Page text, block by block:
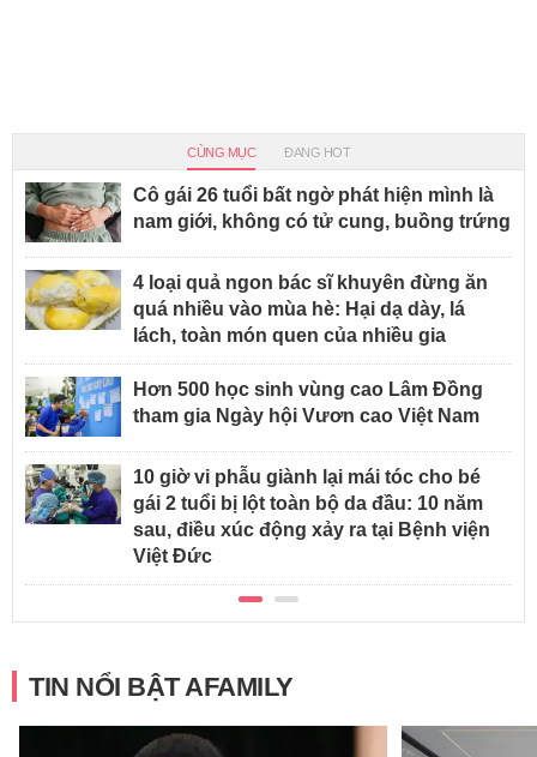
CÙNG MỤC ĐANG HOT
Cô gái 26 tuổi bất ngờ phát hiện mình là
nam giới, không có tử cung, buồng trứng
4 loại quả ngon bác sĩ khuyên đừng ăn
quá nhiều vào mùa hè: Hại dạ dày, lá
lách, toàn món quen của nhiều gia
Hơn 500 học sinh vùng cao Lâm Đồng
tham gia Ngày hội Vươn cao Việt Nam
10 giờ vi phẫu giành lại mái tóc cho bé
gái 2 tuổi bị lột toàn bộ da đầu: 10 năm
sau, điều xúc động xảy ra tại Bệnh viện
Việt Đức
TIN NỔI BẬT AFAMILY